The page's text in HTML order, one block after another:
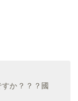
か？？？國